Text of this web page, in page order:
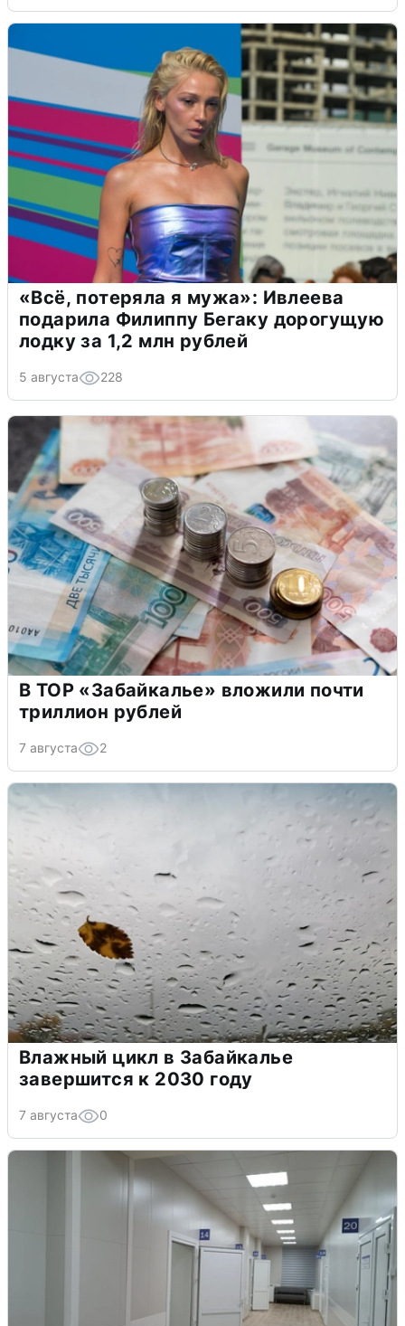
«Всё, потеряла я мужа»: Ивлеева
подарила Филиппу Бегаку дорогущую
лодку за 1,2 млн рублей
5 августа 228
В ТОР «Забайкалье» вложили почти
триллион рублей
7 августа 2
Влажный цикл в Забайкалье
завершится к 2030 году
7 августа 0